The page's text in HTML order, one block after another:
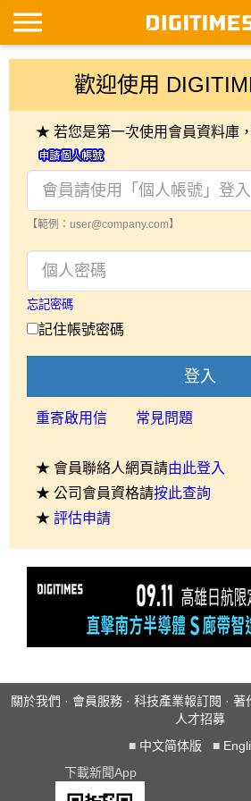
歡迎使用
★ 若您是第一次使用會員資料庫
【範例：user@company.com】
忘記密碼
記住帳號密碼
登入
重寄啟用信 常見問題
★ 會員聯絡人網頁請由此登入
★ 公司會員資格請按此查詢
★ 評估申請
關於我們 · 會員服務 · 科技產業報訂閱 · 著
人才招募
■ 中文简体版 ■
下載新聞App